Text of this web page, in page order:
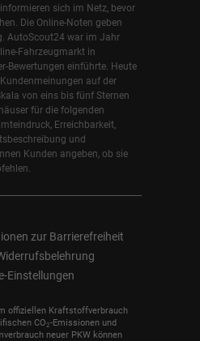
sich im Netz, bevor
Die Online-Noten geben
AutoScout24 war im Jahr
Fahrzeugmarkt in
Bewertungen einführte. Heute
auf der
von eins bis fünf Sternen
für die folgenden
Erreichbarkeit,
und
Kunden angeben, ob sie
zur Barrierefreiheit
Einstellungen
offiziellen Kraftstoffverbrauch
CO2-Emissionen und
neuer PKW können